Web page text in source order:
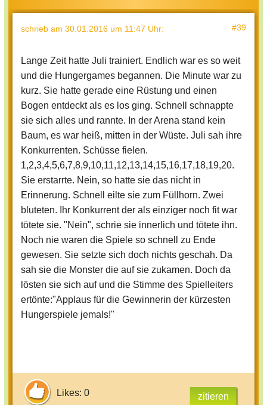
schrieb am 30.01.2016 um 11:47 Uhr: #39
Lange Zeit hatte Juli trainiert. Endlich war es so weit
und die Hungergames begannen. Die Minute war zu
kurz. Sie hatte gerade eine Rüstung und einen
Bogen entdeckt als es los ging. Schnell schnappte
sie sich alles und rannte. In der Arena stand kein
Baum, es war heiß, mitten in der Wüste. Juli sah ihre
Konkurrenten. Schüsse fielen.
1,2,3,4,5,6,7,8,9,10,11,12,13,14,15,16,17,18,19,20.
Sie erstarrte. Nein, so hatte sie das nicht in
Erinnerung. Schnell eilte sie zum Füllhorn. Zwei
bluteten. Ihr Konkurrent der als einziger noch fit war
tötete sie. "Nein", schrie sie innerlich und tötete ihn.
Noch nie waren die Spiele so schnell zu Ende
gewesen. Sie setzte sich doch nichts geschah. Da
sah sie die Monster die auf sie zukamen. Doch da
lösten sie sich auf und die Stimme des Spielleiters
ertönte:"Applaus für die Gewinnerin der kürzesten
Hungerspiele jemals!"
Likes: 0 zitieren